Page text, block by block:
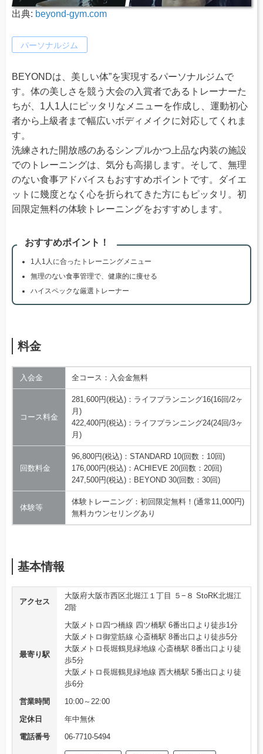
出典: beyond-gym.com
パーソナルジム
BEYONDは、美しい体”を実現するパーソナルジムで
す。体の美しさを競う大会の入賞者であるトレーナーた
ちが、1人1人にピッタリなメニューを作成し、運動初心
者から上級者まで幅広いボディメイクに対応してくれま
す。
洗練された開放感のあるシンプルかつ上品な内装の施設
でのトレーニングは、気分も高揚します。そして、無理
のない食事アドバイスもおすすめポイントです。ダイエ
ットに幾度となく心を折られてきた方にもピッタリ。初
回限定無料の体験トレーニングをおすすめします。
おすすめポイント！
1人1人に合ったトレーニングメニュー
無理のない食事管理で、健康的に痩せる
ハイスペックな厳選トレーナー
料金
入会金 全コース：入会金無料
コース料金
281,600円(税込)：ライフプランニング16(16回/2ヶ
月)
422,400円(税込)：ライフプランニング24(24回/3ヶ
月)
回数料金
96,800円(税込)：STANDARD 10(回数：10回)
176,000円(税込)：ACHIEVE 20(回数：20回)
247,500円(税込)：BEYOND 30(回数：30回)
体験等
体験トレーニング：初回限定無料！(通常11,000円)
無料カウンセリングあり
基本情報
アクセス
大阪府大阪市西区北堀江１丁目 ５−８ StoRK北堀江
2階
最寄り駅
大阪メトロ四つ橋線 四ツ橋駅 6番出口より徒歩1分
大阪メトロ御堂筋線 心斎橋駅 8番出口より徒歩5分
大阪メトロ長堀鶴見緑地線 心斎橋駅 8番出口より徒
歩5分
大阪メトロ長堀鶴見緑地線 西大橋駅 5番出口より徒
歩6分
営業時間
10:00～22:00
定休日
年中無休
電話番号
06-7710-5494